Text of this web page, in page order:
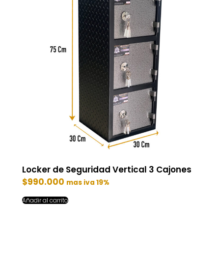
Locker de Seguridad Vertical 3 Cajones
$990.000 mas iva 19%
Añadir al carrito